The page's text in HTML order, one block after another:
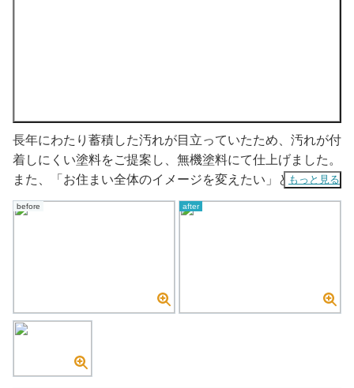
長年にわたり蓄積した汚れが目立っていたため、汚れが付
着しにくい塗料をご提案し、無機塗料にて仕上げました。
また、「お住まい全体のイメージを変えたい」とのご要望
を受け、特注色で塗装を行い、仕上がりにも大変ご満足い
ただくことができました。
もっと見る
before after